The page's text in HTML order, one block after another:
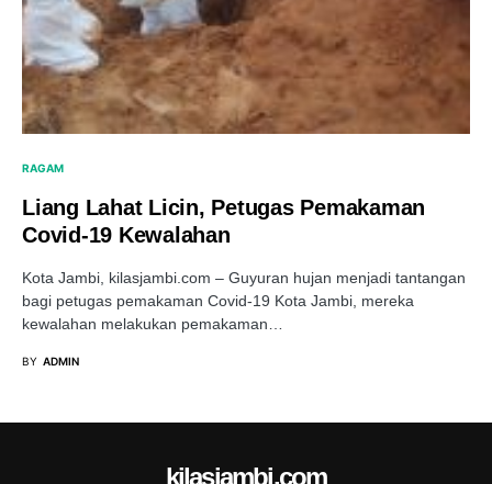
RAGAM
Liang Lahat Licin, Petugas Pemakaman
Covid-19 Kewalahan
Kota Jambi, kilasjambi.com – Guyuran hujan menjadi tantangan
bagi petugas pemakaman Covid-19 Kota Jambi, mereka
kewalahan melakukan pemakaman…
BY ADMIN
kilasjambi.com